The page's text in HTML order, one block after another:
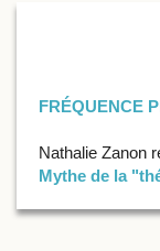
FRÉQUENCE
Nathalie Zanon
Mythe de la